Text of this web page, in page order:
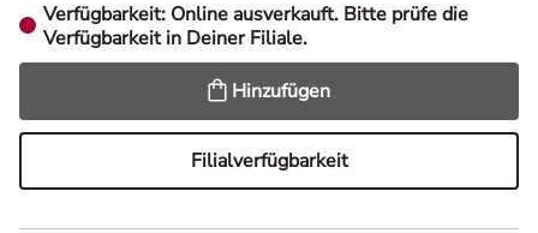
Verfügbarkeit: Online ausverkauft. Bitte prüfe die
Verfügbarkeit in Deiner Filiale.
Hinzufügen
Filialverfügbarkeit